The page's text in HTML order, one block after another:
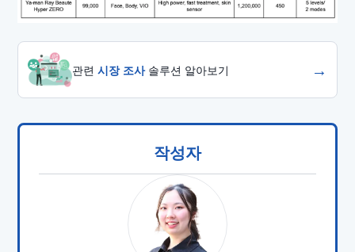
관련시장 조사솔루션 알아보기 →
작성자